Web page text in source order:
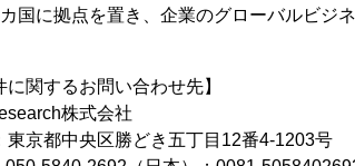
国に拠点を置き、企業のグローバルビジ
に関するお問い合わせ先】
株式会社
東京都中央区勝どき五丁目12番4-1203号